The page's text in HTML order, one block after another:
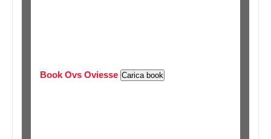
Book Ovs Oviesse Carica book